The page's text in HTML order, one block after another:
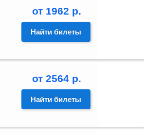
от 1962 р.
Найти билеты
от 2564 р.
Найти билеты